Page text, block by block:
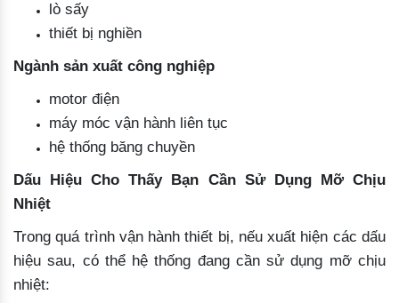
lò sấy
thiết bị nghiền
Ngành sản xuất công nghiệp
motor điện
máy móc vận hành liên tục
hệ thống băng chuyền
Dấu Hiệu Cho Thấy Bạn Cần Sử Dụng Mỡ Chịu
Nhiệt
Trong quá trình vận hành thiết bị, nếu xuất hiện các dấu
hiệu sau, có thể hệ thống đang cần sử dụng mỡ chịu
nhiệt: